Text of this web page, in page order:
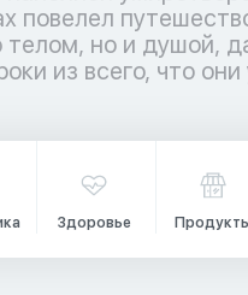
из всего, что они
Здоровье